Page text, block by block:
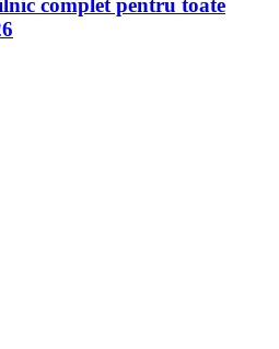
complet pentru toate